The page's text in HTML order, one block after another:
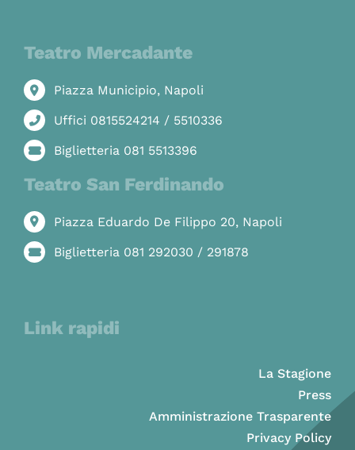
Teatro Mercadante
Piazza Municipio, Napoli
Uffici 0815524214 / 5510336
Biglietteria 081 5513396
Teatro San Ferdinando
Piazza Eduardo De Filippo 20, Napoli
Biglietteria 081 292030 / 291878
Link rapidi
La Stagione
Press
Amministrazione Trasparente
Privacy Policy